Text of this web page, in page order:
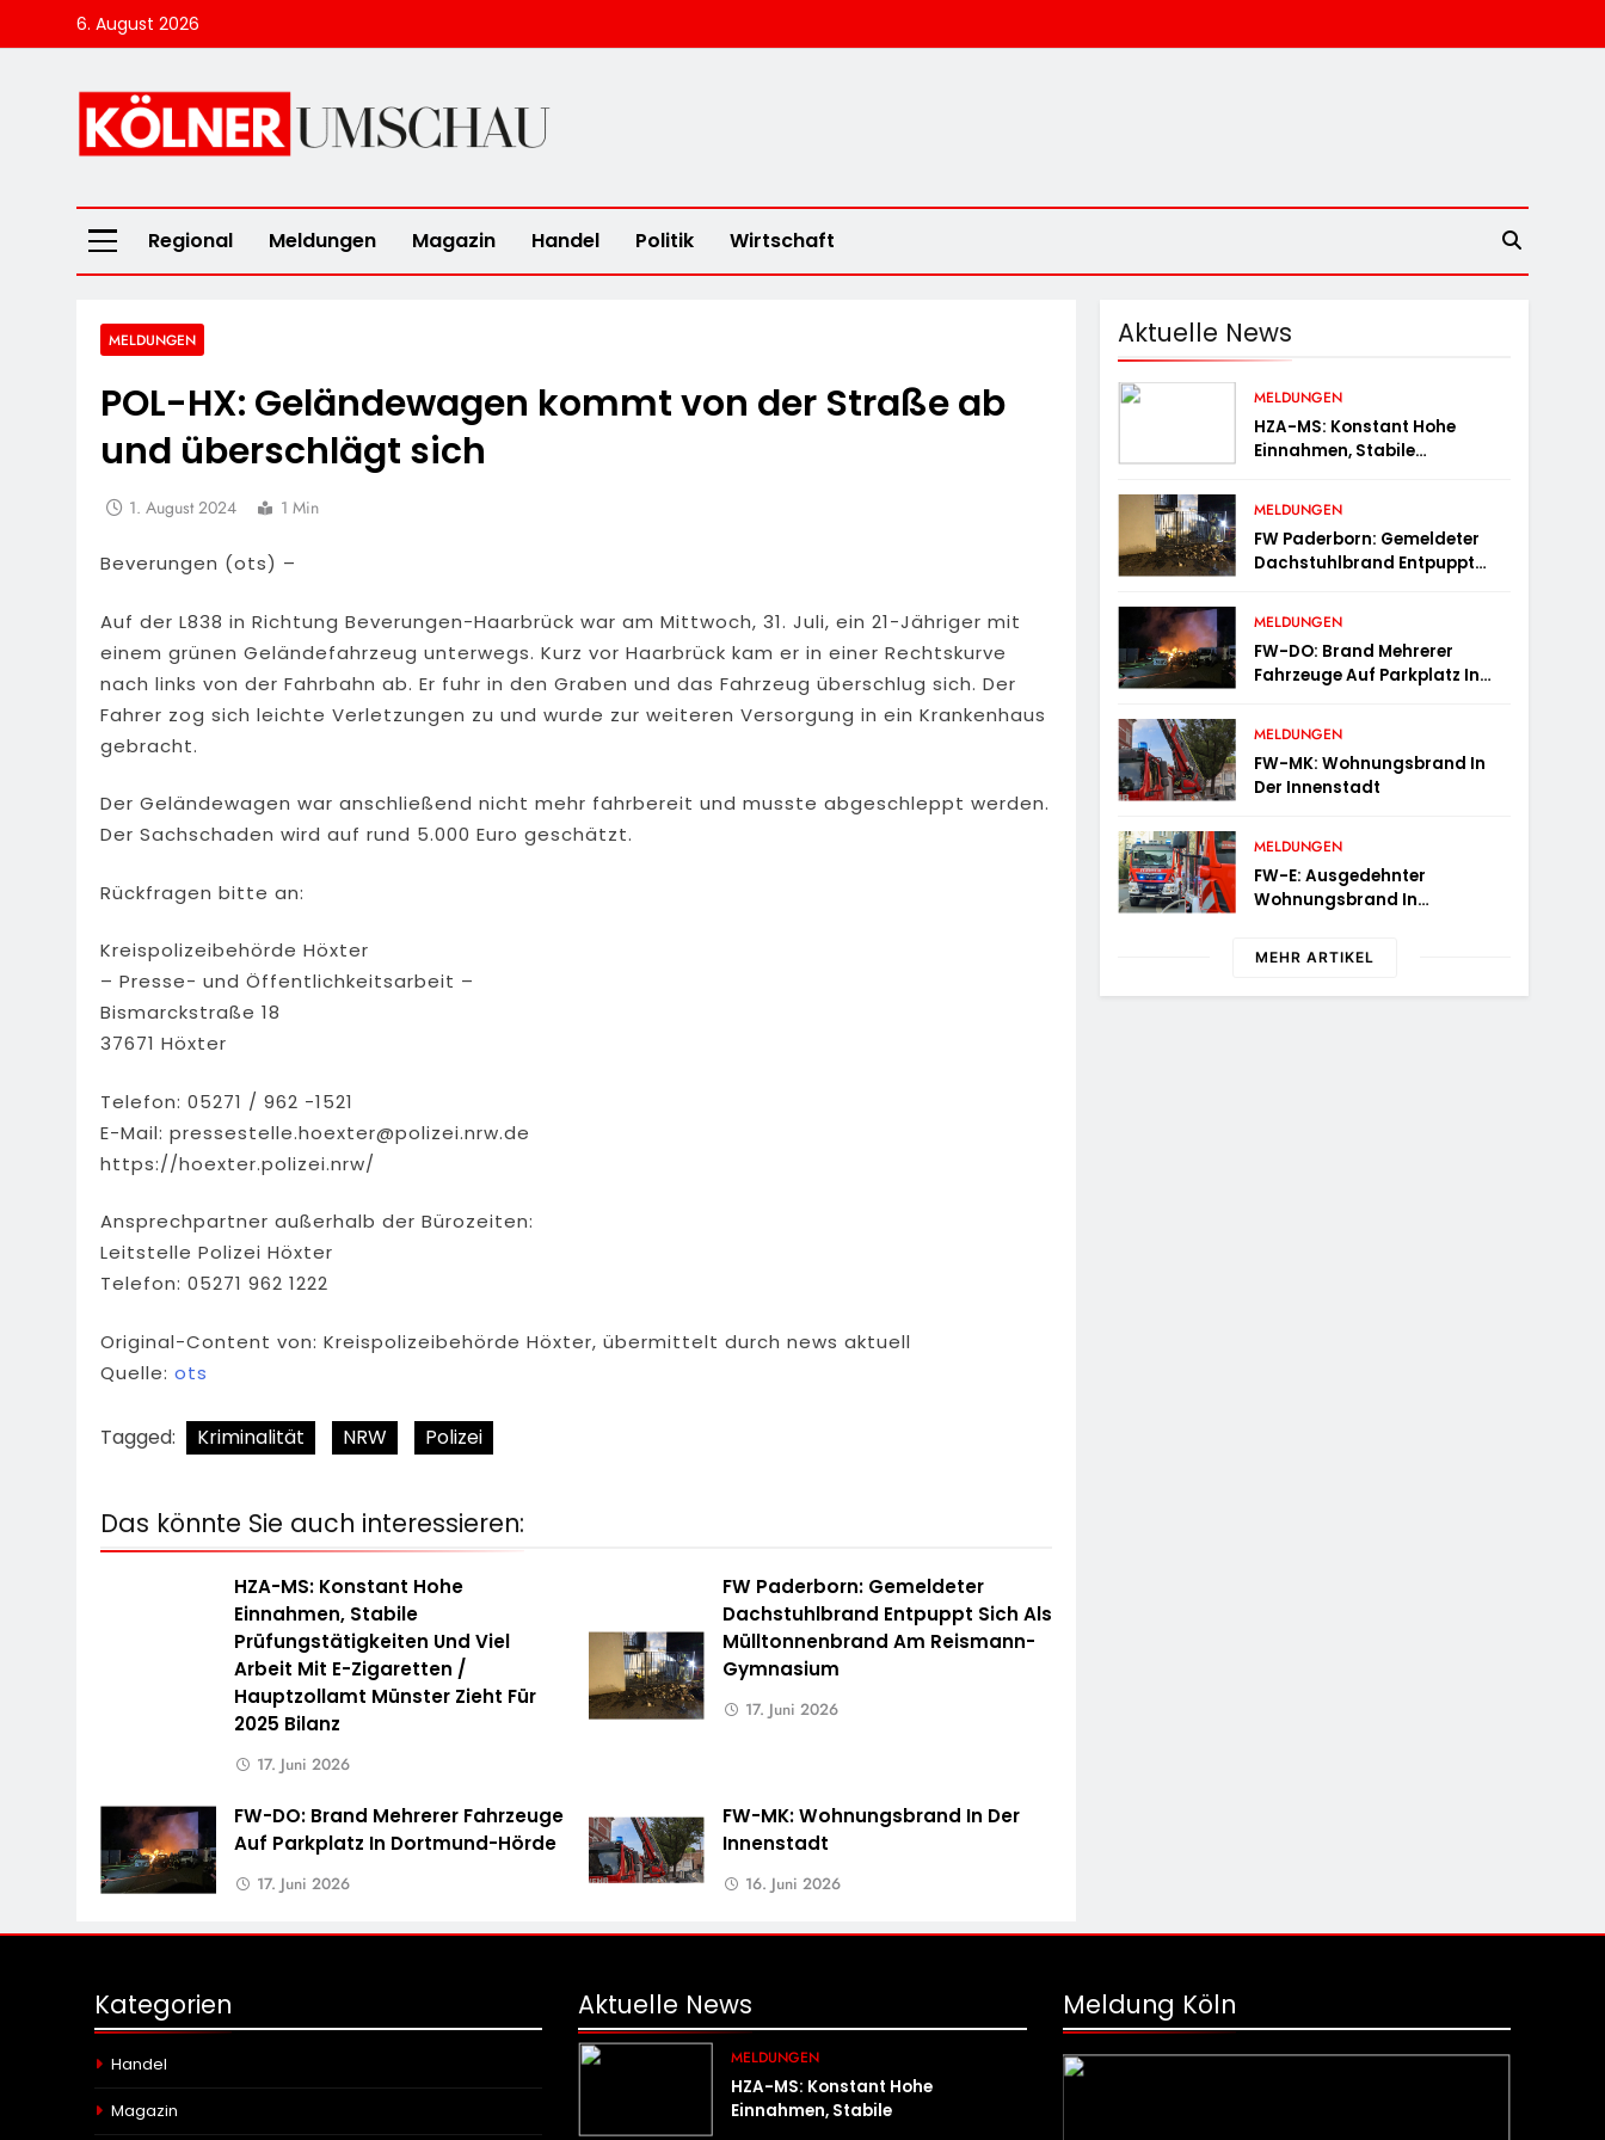
to
6. August 2026
Kölner Umschau
Regional Meldungen Magazin Handel Politik Wirtschaft
MELDUNGEN
POL-HX: Geländewagen kommt von der Straße ab
und überschlägt sich
1. August 2024 1 Min
Beverungen (ots) –
Auf der L838 in Richtung Beverungen-Haarbrück war am Mittwoch, 31. Juli, ein 21-Jähriger mit
einem grünen Geländefahrzeug unterwegs. Kurz vor Haarbrück kam er in einer Rechtskurve
nach links von der Fahrbahn ab. Er fuhr in den Graben und das Fahrzeug überschlug sich. Der
Fahrer zog sich leichte Verletzungen zu und wurde zur weiteren Versorgung in ein Krankenhaus
gebracht.
Der Geländewagen war anschließend nicht mehr fahrbereit und musste abgeschleppt werden.
Der Sachschaden wird auf rund 5.000 Euro geschätzt.
Rückfragen bitte an:
Kreispolizeibehörde Höxter
– Presse- und Öffentlichkeitsarbeit –
Bismarckstraße 18
37671 Höxter
Telefon: 05271 / 962 -1521
E-Mail: pressestelle.hoexter@polizei.nrw.de
https://hoexter.polizei.nrw/
Ansprechpartner außerhalb der Bürozeiten:
Leitstelle Polizei Höxter
Telefon: 05271 962 1222
Original-Content von: Kreispolizeibehörde Höxter, übermittelt durch news aktuell
Quelle: ots
Tagged: Kriminalität NRW Polizei
Das könnte Sie auch interessieren:
HZA-MS: Konstant Hohe
Einnahmen, Stabile
Prüfungstätigkeiten Und Viel
Arbeit Mit E-Zigaretten /
Hauptzollamt Münster Zieht Für
2025 Bilanz
17. Juni 2026
FW Paderborn: Gemeldeter
Dachstuhlbrand Entpuppt Sich Als
Mülltonnenbrand Am Reismann-
Gymnasium
17. Juni 2026
FW-DO: Brand Mehrerer Fahrzeuge
Auf Parkplatz In Dortmund-Hörde
17. Juni 2026
FW-MK: Wohnungsbrand In Der
Innenstadt
16. Juni 2026
Aktuelle News
MELDUNGEN
HZA-MS: Konstant Hohe
Einnahmen, Stabile
Hauptzollamt Münster Zieht
Für 2025 Bilanz
MELDUNGEN
FW Paderborn: Gemeldeter
Dachstuhlbrand Entpuppt
Reismann-Gymnasium
MELDUNGEN
FW-DO: Brand Mehrerer
Fahrzeuge Auf Parkplatz In
MELDUNGEN
FW-MK: Wohnungsbrand In
Der Innenstadt
MELDUNGEN
FW-E: Ausgedehnter
Wohnungsbrand In
Personen Müssen
MEHR ARTIKEL
Kategorien
Handel
Magazin
Aktuelle News
MELDUNGEN
HZA-MS: Konstant Hohe
Einnahmen, Stabile
Meldung Köln